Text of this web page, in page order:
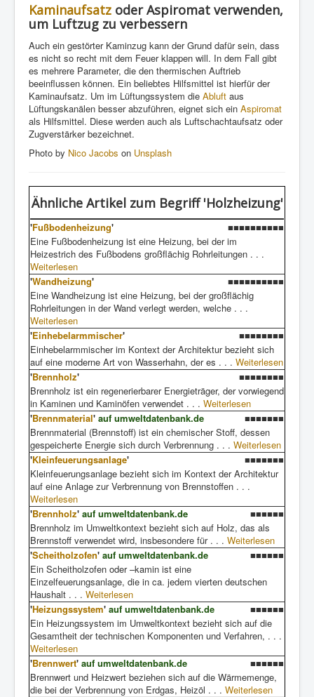
Kaminaufsatz oder Aspiromat verwenden,
um Luftzug zu verbessern
Auch ein gestörter Kaminzug kann der Grund dafür sein, dass
es nicht so recht mit dem Feuer klappen will. In dem Fall gibt
es mehrere Parameter, die den thermischen Auftrieb
beeinflussen können. Ein beliebtes Hilfsmittel ist hierfür der
Kaminaufsatz. Um im Lüftungssystem die Abluft aus
Lüftungskanälen besser abzuführen, eignet sich ein Aspiromat
als Hilfsmittel. Diese werden auch als Luftschachtaufsatz oder
Zugverstärker bezeichnet.
Photo by Nico Jacobs on Unsplash
Ähnliche Artikelzum Begriff 'Holzheizung'
'Fußbodenheizung'
■■■■■■■■■■
Eine Fußbodenheizung ist eine Heizung, bei der im
Heizestrich des Fußbodens großflächig Rohrleitungen . . .
Weiterlesen
'Wandheizung'
■■■■■■■■■■
Eine Wandheizung ist eine Heizung, bei der großflächig
Rohrleitungen in der Wand verlegt werden, welche . . .
Weiterlesen
'Einhebelarmmischer'
■■■■■■■■
Einhebelarmmischer im Kontext der Architektur bezieht sich
auf eine moderne Art von Wasserhahn, der es . . . Weiterlesen
'Brennholz'
■■■■■■■■
Brennholz ist ein regenerierbarer Energieträger, der vorwiegend
in Kaminen und Kaminöfen verwendet . . . Weiterlesen
'Brennmaterial' auf umweltdatenbank.de
■■■■■■■
Brennmaterial (Brennstoff) ist ein chemischer Stoff, dessen
gespeicherte Energie sich durch Verbrennung . . . Weiterlesen
'Kleinfeuerungsanlage'
■■■■■■■
Kleinfeuerungsanlage bezieht sich im Kontext der Architektur
auf eine Anlage zur Verbrennung von Brennstoffen . . .
Weiterlesen
'Brennholz' auf umweltdatenbank.de
■■■■■■
Brennholz im Umweltkontext bezieht sich auf Holz, das als
Brennstoff verwendet wird, insbesondere für . . . Weiterlesen
'Scheitholzofen' auf umweltdatenbank.de
■■■■■■
Ein Scheitholzofen oder –kamin ist eine
Einzelfeuerungsanlage, die in ca. jedem vierten deutschen
Haushalt . . . Weiterlesen
'Heizungssystem' auf umweltdatenbank.de
■■■■■■
Ein Heizungssystem im Umweltkontext bezieht sich auf die
Gesamtheit der technischen Komponenten und Verfahren, . . .
Weiterlesen
'Brennwert' auf umweltdatenbank.de
■■■■■■
Brennwert und Heizwert beziehen sich auf die Wärmemenge,
die bei der Verbrennung von Erdgas, Heizöl . . . Weiterlesen